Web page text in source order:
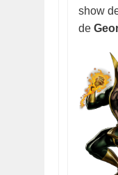
show
de